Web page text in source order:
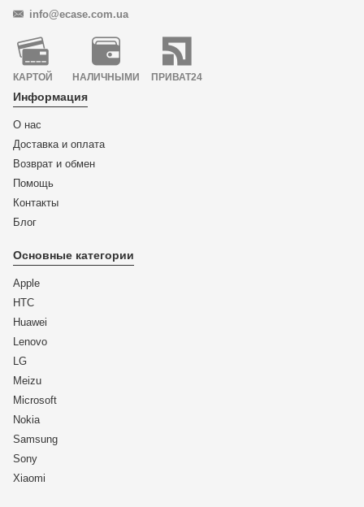
info@ecase.com.ua
КАРТОЙ НАЛИЧНЫМИ ПРИВАТ24
Информация
О нас
Доставка и оплата
Возврат и обмен
Помощь
Контакты
Блог
Основные категории
Apple
HTC
Huawei
Lenovo
LG
Meizu
Microsoft
Nokia
Samsung
Sony
Xiaomi